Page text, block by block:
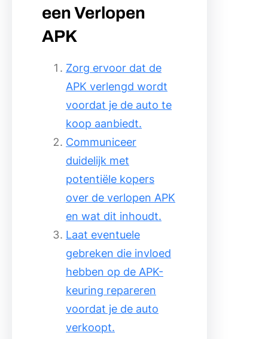
een Verlopen
APK
Zorg ervoor dat de
APK verlengd wordt
voordat je de auto te
koop aanbiedt.
Communiceer
duidelijk met
potentiële kopers
over de verlopen APK
en wat dit inhoudt.
Laat eventuele
gebreken die invloed
hebben op de APK-
keuring repareren
voordat je de auto
verkoopt.